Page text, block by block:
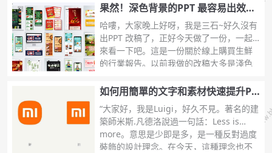
果然！深色背景的PPT 最容易出效
果！
哈嘍，大家晚上好呀，我是三石~好久沒有
出PPT 改稿了，正好今天做了一份，一起
來看一下吧。這是一份關於線上購買生鮮
的行業報告。以前我做的改稿大多是淺色
之前我們可以去
...
如何用簡單的文字和素材快速提升PP
T氣質？3個留白技巧告訴你
“大家好，我是Luigi，好久不見。著名的建
築師米斯.凡德洛說過一句話：Less is
more。意思是少即是多，是一種反對過度
裝飾的設計理念。在今天，這種理念也不
...